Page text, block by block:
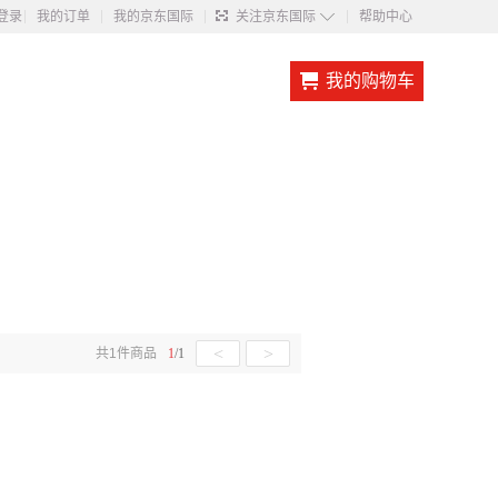
录 我的订单 我的京东国际 关注京东国际 ◇ 帮助中心
我的购物车
1/1 < >
共1件商品